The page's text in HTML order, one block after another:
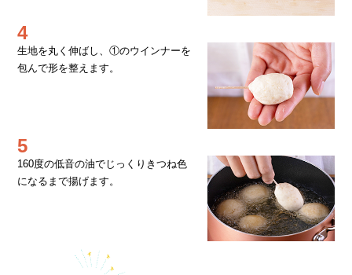
4
生地を丸く伸ばし、①のウインナーを
包んで形を整えます。
5
160度の低音の油でじっくりきつね色
になるまで揚げます。